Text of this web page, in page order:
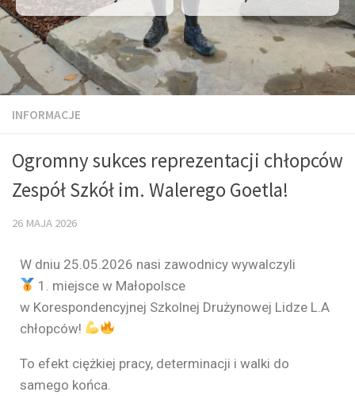
INFORMACJE
Ogromny sukces reprezentacji chłopców
Zespół Szkół im. Walerego Goetla!
26 MAJA 2026
W dniu 25.05.2026 nasi zawodnicy wywalczyli
1. miejsce w Małopolsce
w Korespondencyjnej Szkolnej Drużynowej Lidze L.A
chłopców!
To efekt ciężkiej pracy, determinacji i walki do
samego końca.